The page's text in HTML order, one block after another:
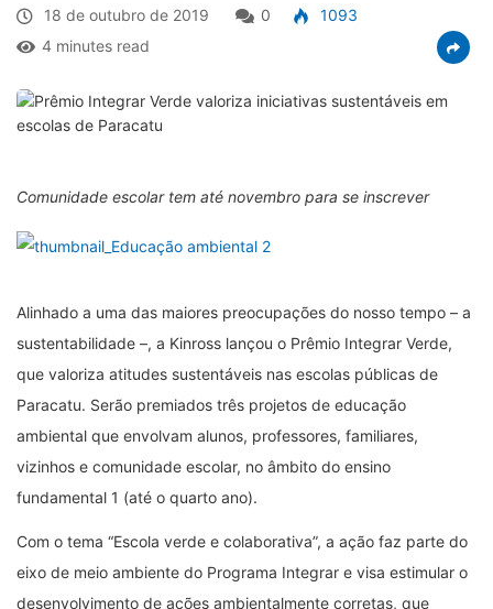
18 de outubro de 2019 0
1093
4 minutes read
Comunidade escolar tem até novembro para se inscrever
Alinhado a uma das maiores preocupações do nosso tempo – a
sustentabilidade –, a Kinross lançou o Prêmio Integrar Verde,
que valoriza atitudes sustentáveis nas escolas públicas de
Paracatu. Serão premiados três projetos de educação
ambiental que envolvam alunos, professores, familiares,
vizinhos e comunidade escolar, no âmbito do ensino
fundamental 1 (até o quarto ano).
Com o tema “Escola verde e colaborativa”, a ação faz parte do
eixo de meio ambiente do Programa Integrar e visa estimular o
desenvolvimento de ações ambientalmente corretas, que